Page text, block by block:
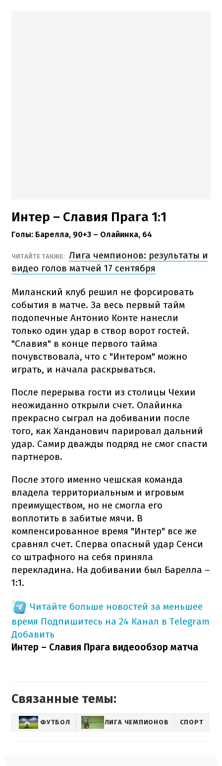
Интер – Славия Прага 1:1
Голы: Барелла, 90+3 – Олайинка, 64
ЧИТАЙТЕ ТАКЖЕ: Лига чемпионов: результаты и
видео голов матчей 17 сентября
Миланский клуб решил не форсировать
события в матче. За весь первый тайм
подопечные Антонио Конте нанесли
только один удар в створ ворот гостей.
"Славия" в конце первого тайма
почувствовала, что с "Интером" можно
играть, и начала раскрываться.
После перерыва гости из столицы Чехии
неожиданно открыли счет. Олайинка
прекрасно сыграл на добивании после
того, как Ханданович парировал дальний
удар. Самир дважды подряд не смог спасти
партнеров.
После этого именно чешская команда
владела территориальным и игровым
преимуществом, но не смогла его
воплотить в забитые мячи. В
компенсированное время "Интер" все же
сравнял счет. Сперва опасный удар Сенси
со штрафного на себя приняла
перекладина. На добивании был Барелла –
1:1.
Читайте больше новостей за меньшее
время Подпишитесь на 24 Канал в Telegram
Добавить
Интер – Славия Прага видеообзор матча
Связанные темы:
ФУТБОЛ ЛИГА ЧЕМПИОНОВ СПОРТ